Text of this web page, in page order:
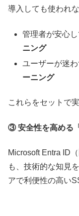
導入しても使われ
管理者が安心
ニング
ユーザーが迷
ーニング
これらをセットで
③ 安全性を高める
Microsoft Entra ID
も、技術的な知見
アで利便性の高い